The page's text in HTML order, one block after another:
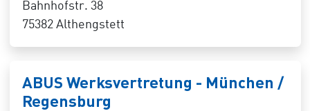
Bahnhofstr. 38
75382 Althengstett
ABUS Werksvertretung - München /
Regensburg